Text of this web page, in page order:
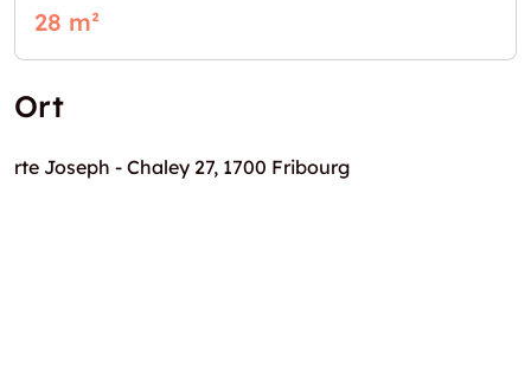
28 m²
Ort
rte Joseph - Chaley 27, 1700 Fribourg